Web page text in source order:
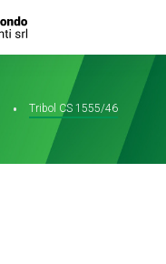
Tribol CS 1555/46